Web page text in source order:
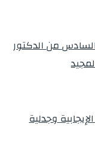
من الدكتور
وجدلية